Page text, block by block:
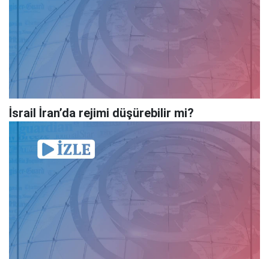
İsrail İran’da rejimi düşürebilir mi?